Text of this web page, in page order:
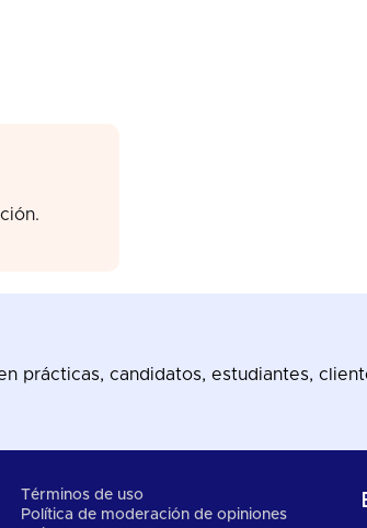
prácticas, candidatos, estudiantes,
Términos de uso
Política de moderación de opiniones